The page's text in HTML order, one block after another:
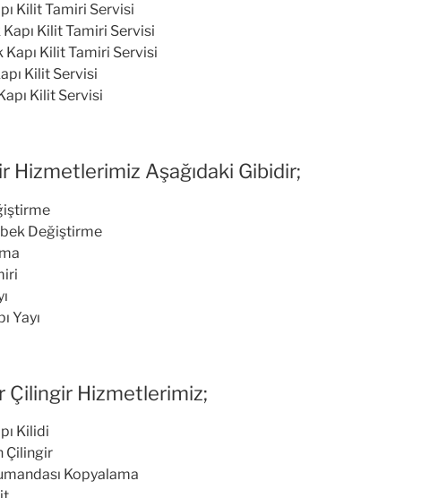
Kilit Tamiri Servisi
Kilit Tamiri Servisi
Kilit Tamiri Servisi
Kilit Servisi
Kilit Servisi
Hizmetlerimiz Aşağıdaki Gibidir;
Değiştirme
Yayı
Çilingir Hizmetlerimiz;
Kilidi
Çilingir
Kopyalama